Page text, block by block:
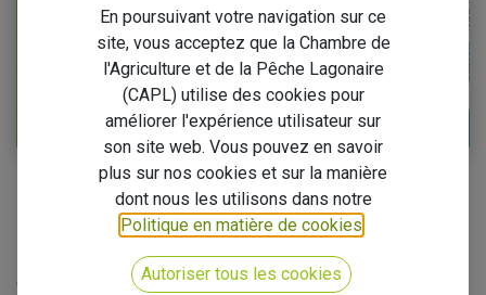
Chers agriculteurs et pêcheurs,
La Chambre d’Agriculture et de la Pêche Lagonaire (CAPL) a
le plaisir de vous présenter l’édition2026 du tarena
calendrier lunaire polynésien conçu pour accompagner vos
En poursuivant votre navigation sur ce
site, vous acceptez que la Chambre de
l'Agriculture et de la Pêche Lagonaire
(CAPL) utilise des cookies pour
améliorer l'expérience utilisateur sur
son site web. Vous pouvez en savoir
plus sur nos cookies et sur la manière
dont nous les utilisons dans notre
Politique en matière de cookies
Autoriser tous les cookies